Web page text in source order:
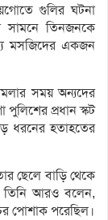
গুলির ঘটনা
সামনে তিনজনকে
মসজিদের একজন
সময় অন্যদের
পুলিশের প্রধান স্কট
ধরনের হতাহতের
ছেলে বাড়ি থেকে
তিনি আরও বলেন,
পোশাক পরেছিল।